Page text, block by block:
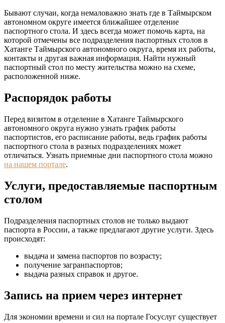
Бывают случаи, когда немаловажно знать где в Таймырском
автономном округе имеется ближайшее отделение
паспортного стола. И здесь всегда может помочь карта, на
которой отмечены все подразделения паспортных столов в
Хатанге Таймырского автономного округа, время их работы,
контакты и другая важная информация. Найти нужный
паспортный стол по месту жительства можно на схеме,
расположенной ниже.
Распорядок работы
Перед визитом в отделение в Хатанге Таймырского
автономного округа нужно узнать график работы
паспортистов, его расписание работы, ведь график работы
паспортного стола в разных подразделениях может
отличаться. Узнать приемные дни паспортного стола можно
на нашем портале.
Услуги, предоставляемые паспортным
столом
Подразделения паспортных столов не только выдают
паспорта в России, а также предлагают другие услуги. Здесь
происходят:
выдача и замена паспортов по возрасту;
получение загранпаспортов;
выдача разных справок и другое.
Запись на прием через интернет
Для экономии времени и сил на портале Госуслуг существует